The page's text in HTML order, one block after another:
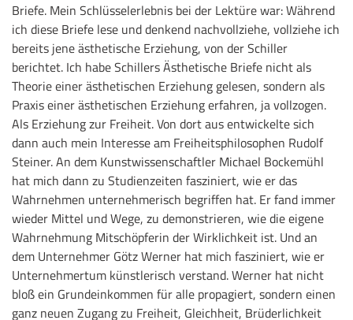
Briefe. Mein Schlüsselerlebnis bei der Lektüre war: Während
ich diese Briefe lese und denkend nachvollziehe, vollziehe ich
bereits jene ästhetische Erziehung, von der Schiller
berichtet. Ich habe Schillers Ästhetische Briefe nicht als
Theorie einer ästhetischen Erziehung gelesen, sondern als
Praxis einer ästhetischen Erziehung erfahren, ja vollzogen.
Als Erziehung zur Freiheit. Von dort aus entwickelte sich
dann auch mein Interesse am Freiheitsphilosophen Rudolf
Steiner. An dem Kunstwissenschaftler Michael Bockemühl
hat mich dann zu Studienzeiten fasziniert, wie er das
Wahrnehmen unternehmerisch begriffen hat. Er fand immer
wieder Mittel und Wege, zu demonstrieren, wie die eigene
Wahrnehmung Mitschöpferin der Wirklichkeit ist. Und an
dem Unternehmer Götz Werner hat mich fasziniert, wie er
Unternehmertum künstlerisch verstand. Werner hat nicht
bloß ein Grundeinkommen für alle propagiert, sondern einen
ganz neuen Zugang zu Freiheit, Gleichheit, Brüderlichkeit